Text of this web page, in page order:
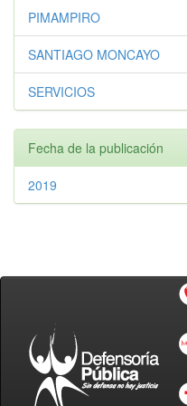
PIMAMPIRO
SANTIAGO MONCAYO
SERVICIOS
Fecha de la publicación
2019